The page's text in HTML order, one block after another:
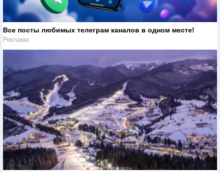
Все посты любимых телеграм каналов в одном месте!
Реклама